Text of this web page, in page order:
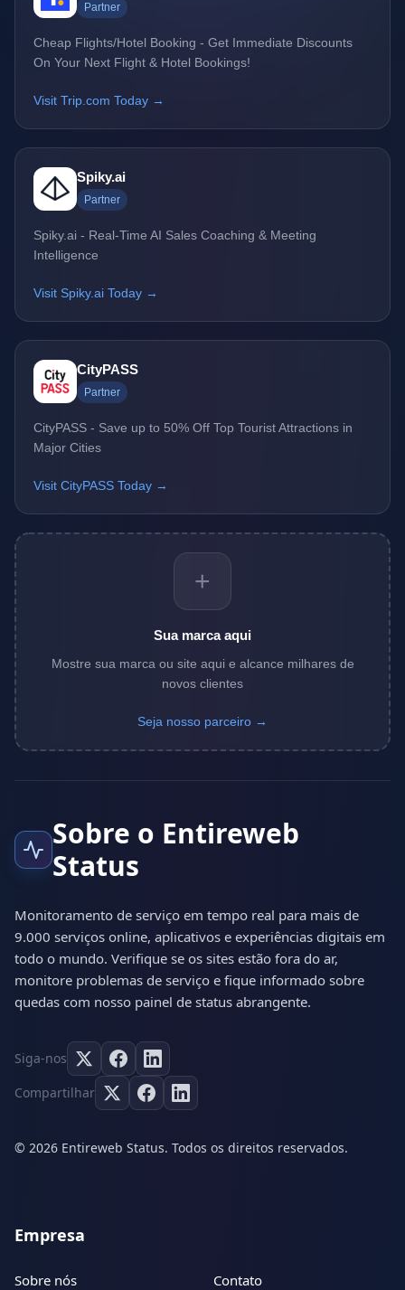
Partner
Cheap Flights/Hotel Booking - Get Immediate Discounts
On Your Next Flight & Hotel Bookings!
Visit Trip.com Today →
Spiky.ai
Partner
Spiky.ai - Real-Time AI Sales Coaching & Meeting
Intelligence
Visit Spiky.ai Today →
CityPASS
Partner
CityPASS - Save up to 50% Off Top Tourist Attractions in
Major Cities
Visit CityPASS Today →
+
Sua marca aqui
Mostre sua marca ou site aqui e alcance milhares de
novos clientes
Seja nosso parceiro →
Sobre o Entireweb
Status
Monitoramento de serviço em tempo real para mais de
9.000 serviços online, aplicativos e experiências digitais em
todo o mundo. Verifique se os sites estão fora do ar,
monitore problemas de serviço e fique informado sobre
quedas com nosso painel de status abrangente.
Siga-nos
Compartilhar
© 2026 Entireweb Status. Todos os direitos reservados.
Empresa
Sobre nós Contato